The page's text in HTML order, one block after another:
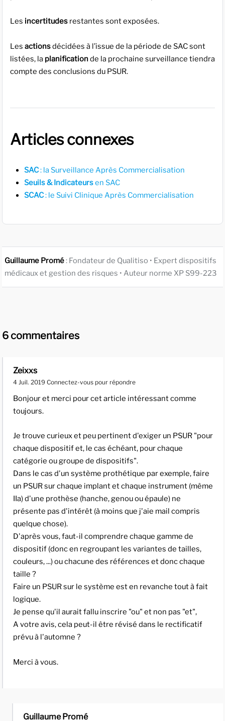
Les incertitudesrestantes sont exposées.
Les actionsdécidées à l’issue de la période de SAC sont
listées, la planificationde la prochaine surveillance tiendra
compte des conclusions du PSUR.
Articles connexes
SAC: la Surveillance Après Commercialisation
Seuils & Indicateursen SAC
SCAC: le Suivi Clinique Après Commercialisation
Guillaume Promé: Fondateur de Qualitiso • Expert dispositifs
médicaux et gestion des risques • Auteur norme XP S99-223
6 commentaires
Zeixxs
4 Juil. 2019 Connectez-vous pour répondre
Bonjour et merci pour cet article intéressant comme
toujours.
Je trouve curieux et peu pertinent d'exiger un PSUR "pour
chaque dispositif et, le cas échéant, pour chaque
catégorie ou groupe de dispositifs".
Dans le cas d'un système prothétique par exemple, faire
un PSUR sur chaque implant et chaque instrument (même
IIa) d'une prothèse (hanche, genou ou épaule) ne
présente pas d'intérêt (à moins que j'aie mail compris
quelque chose).
D'après vous, faut-il comprendre chaque gamme de
dispositif (donc en regroupant les variantes de tailles,
couleurs, ...) ou chacune des références et donc chaque
taille ?
Faire un PSUR sur le système est en revanche tout à fait
logique.
Je pense qu'il aurait fallu inscrire "ou" et non pas "et",
A votre avis, cela peut-il être révisé dans le rectificatif
prévu à l'automne ?
Merci à vous.
Guillaume Promé